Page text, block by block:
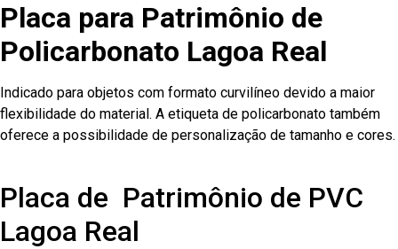
Placa para Patrimônio de
Policarbonato Lagoa Real
Indicado para objetos com formato curvilíneo devido a maior
flexibilidade do material. A etiqueta de policarbonato também
oferece a possibilidade de personalização de tamanho e cores.
Placa de Patrimônio de PVC
Lagoa Real